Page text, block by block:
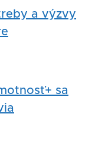
a výzvy
sa